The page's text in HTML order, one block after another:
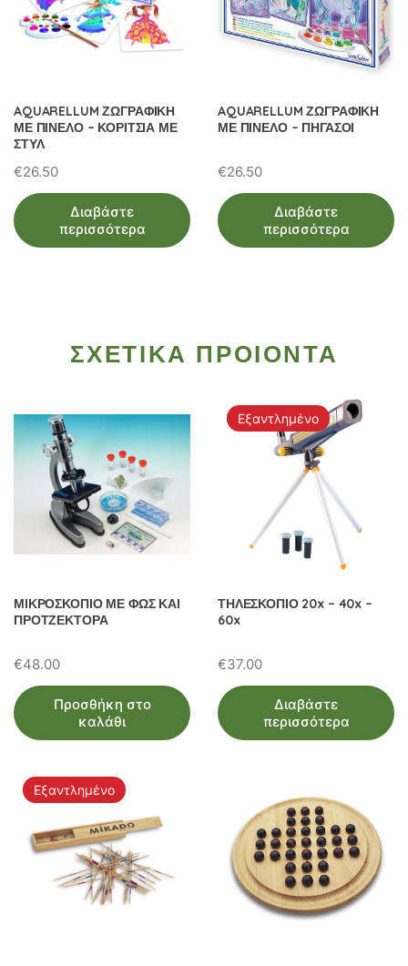
AQUARELLUM ΖΩΓΡΑΦΙΚΗ
ΜΕ ΠΙΝΕΛΟ – ΚΟΡΙΤΣΙΑ ΜΕ
ΣΤΥΛ
€26.50
Διαβάστε
περισσότερα
AQUARELLUM ΖΩΓΡΑΦΙΚΗ
ΜΕ ΠΙΝΕΛΟ – ΠΗΓΑΣΟΙ
€26.50
Διαβάστε
περισσότερα
ΣΧΕΤΙΚΑ ΠΡΟΙΟΝΤΑ
ΜΙΚΡΟΣΚΟΠΙΟ ΜΕ ΦΩΣ ΚΑΙ
ΠΡΟΤΖΕΚΤΟΡΑ
€48.00
Προσθήκη στο
καλάθι
Εξαντλημένο
ΤΗΛΕΣΚΟΠΙΟ 20x – 40x –
60x
€37.00
Διαβάστε
περισσότερα
Εξαντλημένο